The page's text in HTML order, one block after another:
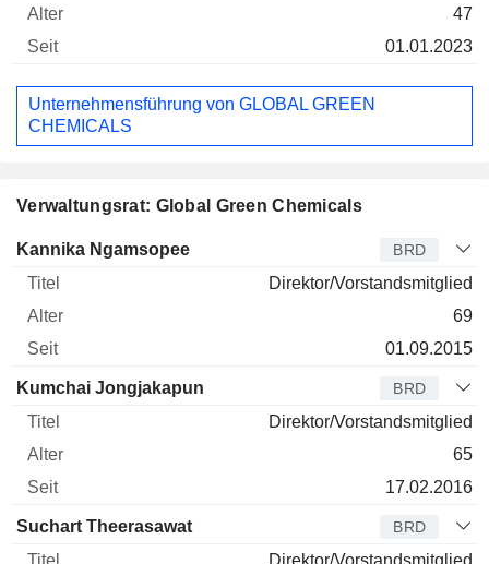
47
01.01.2023
Unternehmensführung von GLOBAL GREEN
CHEMICALS
Verwaltungsrat: Global Green Chemicals
Verwaltungsratsmitglied
Kannika Ngamsopee BRD
Direktor/Vorstandsmitglied
69
01.09.2015
Kumchai Jongjakapun BRD
Direktor/Vorstandsmitglied
65
17.02.2016
Suchart Theerasawat BRD
Direktor/Vorstandsmitglied